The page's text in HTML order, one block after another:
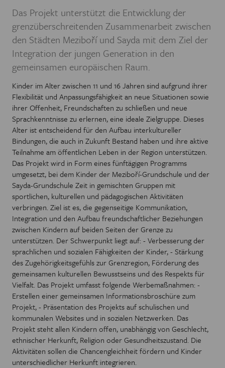
Das Projekt unterstützt die Entwicklung der
grenzüberschreitenden Zusammenarbeit zwischen
den Städten Meziboří und Sayda mit dem Ziel der
Integration der jungen Generation in den
gemeinsamen europäischen Raum.
Kinder im Alter zwischen 11 und 16 Jahren sind aufgrund ihrer
Flexibilität und Anpassungsfähigkeit an neue Situationen sowie
ihrer Offenheit, Freundschaften zu schließen und neue
Sprachkenntnisse zu erlernen, eine ideale Zielgruppe. Dieses
Alter ist entscheidend für den Aufbau interkultureller
Bindungen, die auch in Zukunft Bestand haben und ihre aktive
Teilnahme am öffentlichen Leben in der Region unterstützen.
Das Projekt wird in Form eines fünftägigen Programms
umgesetzt, bei dem Kinder der Meziboří-Grundschule und der
Sayda-Grundschule Zeit in gemischten Gruppen mit
sportlichen, kulturellen und pädagogischen Aktivitäten
verbringen. Ziel ist es, die gegenseitige Kommunikation,
Integration und den Aufbau freundschaftlicher Beziehungen
zwischen Kindern auf beiden Seiten der Grenze zu
unterstützen. Der Schwerpunkt liegt auf: - Verbesserung der
sprachlichen und sozialen Fähigkeiten der Kinder, - Stärkung
des Zugehörigkeitsgefühls zur Grenzregion, Förderung des
gemeinsamen kulturellen Bewusstseins und des Respekts für
Vielfalt. Das Projekt umfasst folgende Werbemaßnahmen: -
Erstellen einer gemeinsamen Informationsbroschüre zum
Projekt, - Präsentation des Projekts auf schulischen und
kommunalen Websites und in sozialen Netzwerken. Das
Projekt steht allen Kindern offen, unabhängig von Geschlecht,
ethnischer Herkunft, Religion oder Gesundheitszustand. Die
Aktivitäten sollen die Chancengleichheit fördern und Kinder
unterschiedlicher Herkunft integrieren.